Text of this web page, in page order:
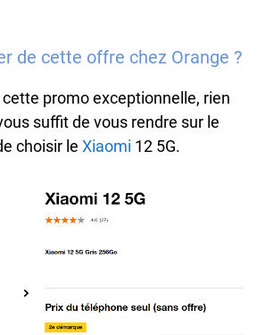
de cette offre chez Orange ?
promo exceptionnelle, rien
suffit de vous rendre sur le
choisir le Xiaomi 12 5G.